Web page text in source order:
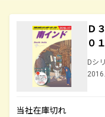
Ｄ
０
Dシ
当社在庫切れ